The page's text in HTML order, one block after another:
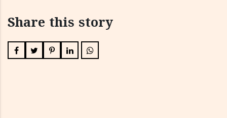
Share this story